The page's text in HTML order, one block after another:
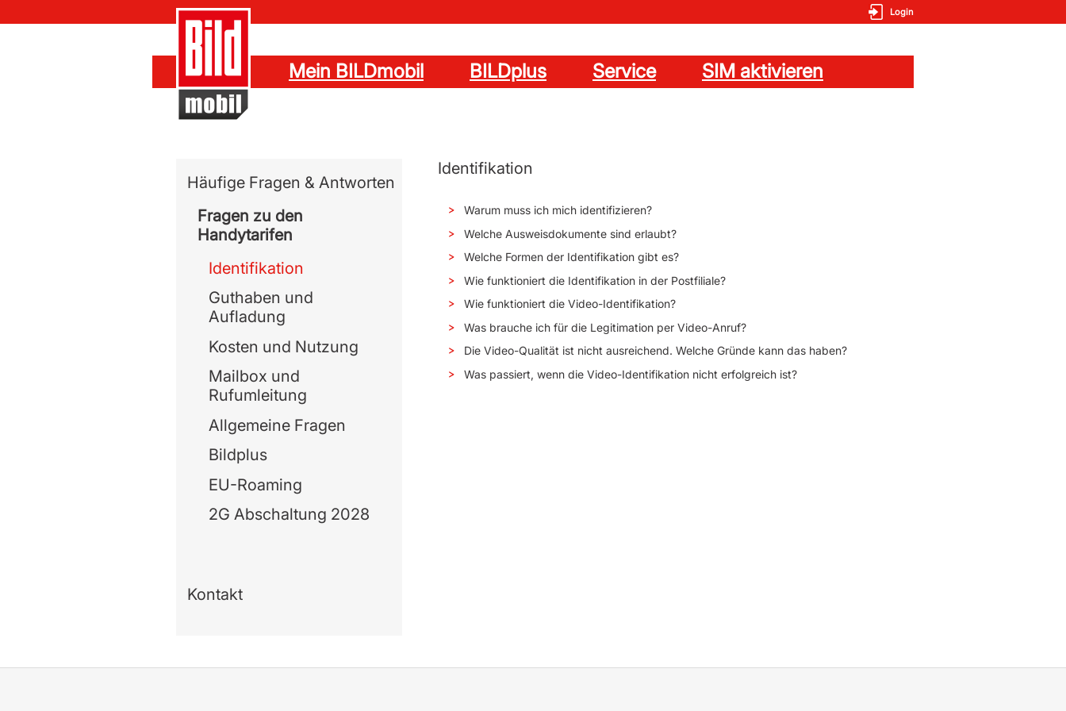
Login
Mein BILDmobil BILDplus Service SIM aktivieren
Häufige Fragen & Antworten
Fragen zu den
Handytarifen
Identifikation
Guthaben und
Aufladung
Kosten und Nutzung
Mailbox und
Rufumleitung
Allgemeine Fragen
Bildplus
EU-Roaming
2G Abschaltung 2028
Kontakt
Identifikation
Warum muss ich mich identifizieren?
Welche Ausweisdokumente sind erlaubt?
Welche Formen der Identifikation gibt es?
Wie funktioniert die Identifikation in der Postfiliale?
Wie funktioniert die Video-Identifikation?
Was brauche ich für die Legitimation per Video-Anruf?
Die Video-Qualität ist nicht ausreichend. Welche Gründe kann das haben?
Was passiert, wenn die Video-Identifikation nicht erfolgreich ist?